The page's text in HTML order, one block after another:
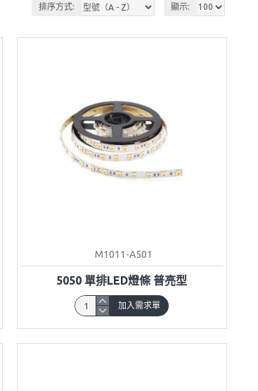
排序方式: 顯示:
M1011-A501
5050 單排LED燈條 普亮型
加入需求單